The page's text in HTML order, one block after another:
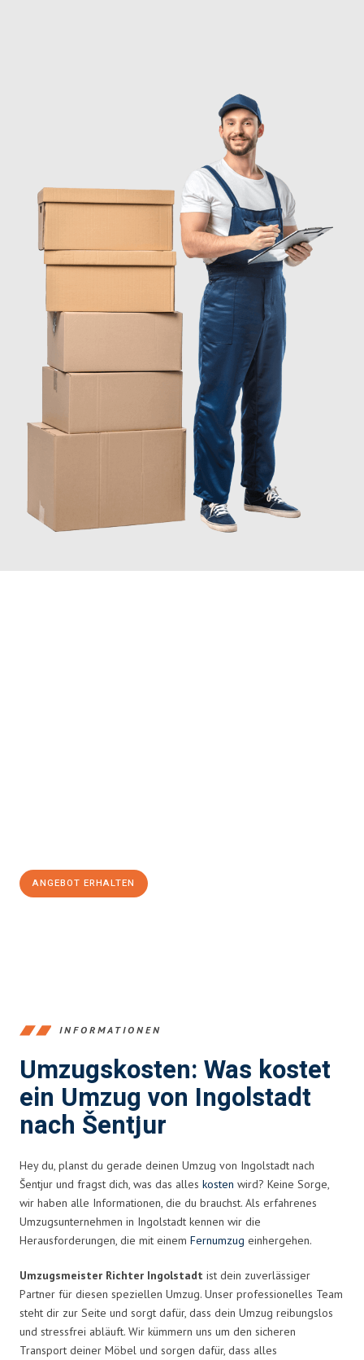
ANGEBOT ERHALTEN
INFORMATIONEN
Umzugskosten: Was kostet
ein Umzug von Ingolstadt
nach Šentjur
Hey du, planst du gerade deinen Umzug von Ingolstadt nach
Šentjur und fragst dich, was das alles kosten wird? Keine Sorge,
wir haben alle Informationen, die du brauchst. Als erfahrenes
Umzugsunternehmen in Ingolstadt kennen wir die
Herausforderungen, die mit einem Fernumzug einhergehen.
Umzugsmeister Richter Ingolstadt ist dein zuverlässiger
Partner für diesen speziellen Umzug. Unser professionelles Team
steht dir zur Seite und sorgt dafür, dass dein Umzug reibungslos
und stressfrei abläuft. Wir kümmern uns um den sicheren
Transport deiner Möbel und sorgen dafür, dass alles